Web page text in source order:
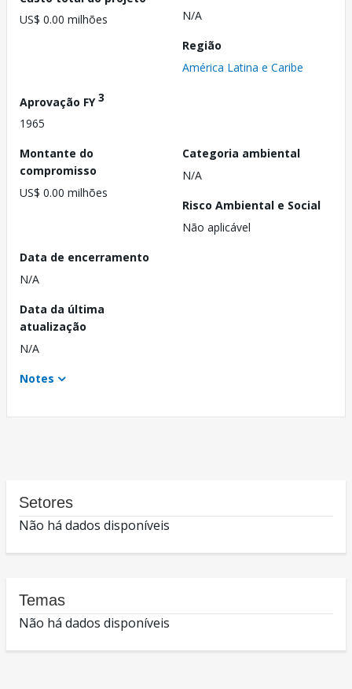
US$ 0.00 milhões
N/A
Região
América Latina e Caribe
Aprovação FY3
1965
Montante do
compromisso
US$ 0.00 milhões
Categoria ambiental
N/A
Risco Ambiental e Social
Não aplicável
Data de encerramento
N/A
Data da última
atualização
N/A
Notes
Setores
Não há dados disponíveis
Temas
Não há dados disponíveis